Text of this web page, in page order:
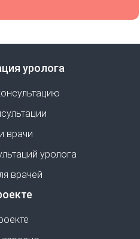
уролога
врачи
уролога
врачей